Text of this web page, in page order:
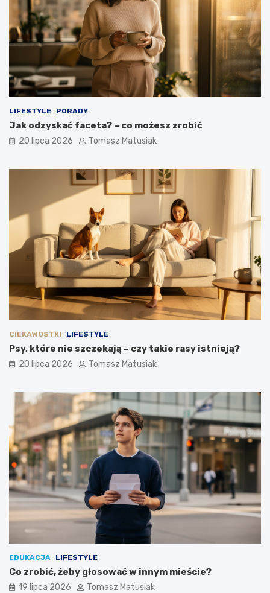
LIFESTYLE PORADY
Jak odzyskać faceta? – co możesz zrobić
20 lipca 2026 Tomasz Matusiak
CIEKAWOSTKI LIFESTYLE
Psy, które nie szczekają – czy takie rasy istnieją?
20 lipca 2026 Tomasz Matusiak
EDUKACJA LIFESTYLE
Co zrobić, żeby głosować w innym mieście?
19 lipca 2026 Tomasz Matusiak